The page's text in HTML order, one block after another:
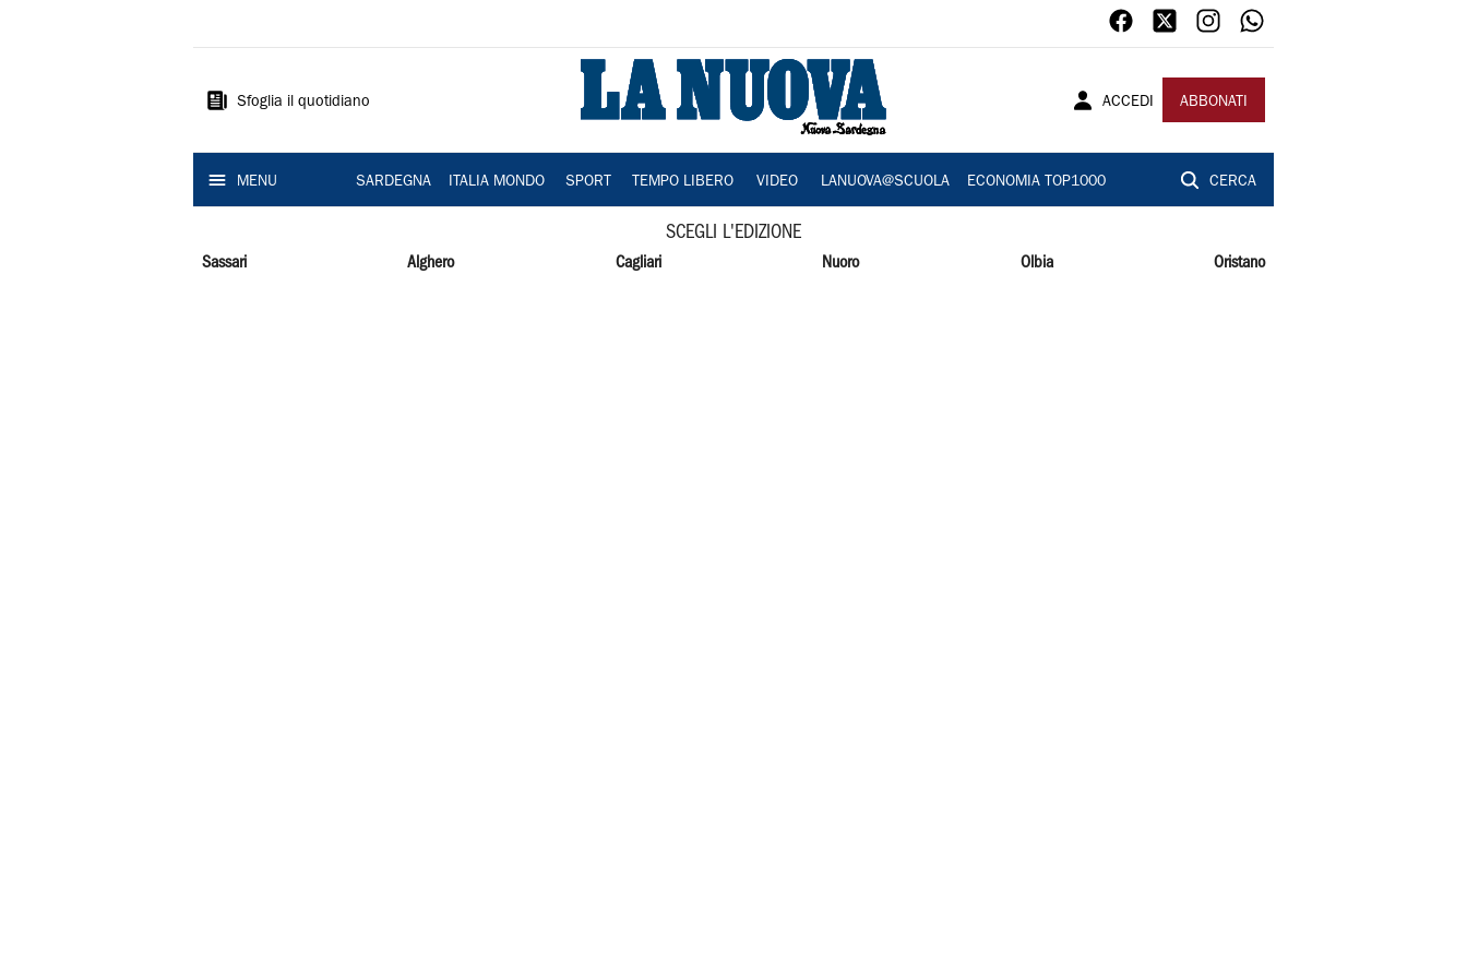
Sardegna
Sfoglia il quotidiano ACCEDI ABBONATI
MENU SARDEGNA ITALIA MONDO SPORT TEMPO LIBERO VIDEO LANUOVA@SCUOLA ECONOMIA TOP1000 CERCA
SCEGLI L'EDIZIONE
Sassari Alghero Cagliari Nuoro Olbia Oristano